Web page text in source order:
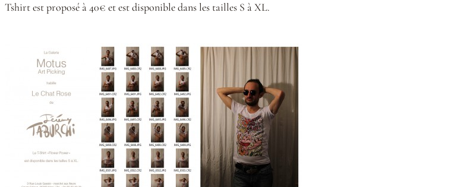
Tshirt est proposé à 40€ et est disponible dans les tailles S à XL.